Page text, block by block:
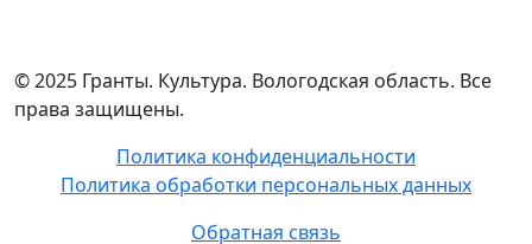
© 2025 Гранты. Культура. Вологодская область. Все
права защищены.
Политика конфиденциальности
Политика обработки персональных данных
Обратная связь